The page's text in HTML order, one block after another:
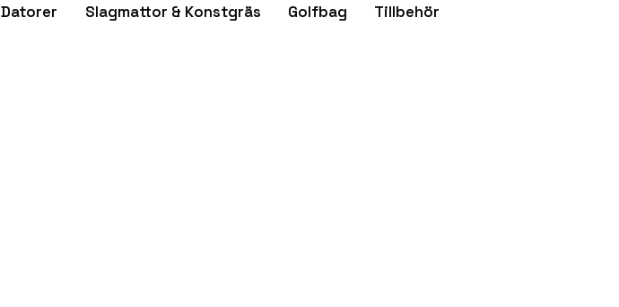
Datorer Slagmattor & Konstgräs Golfbag Tillbehör